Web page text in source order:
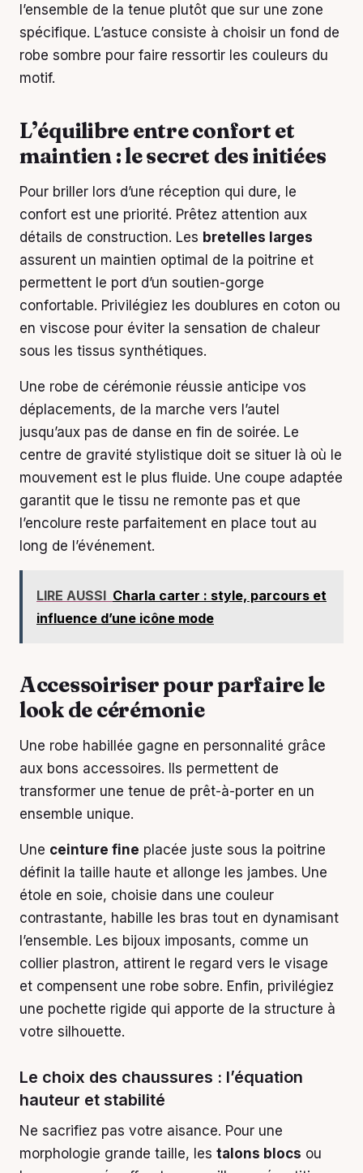
l’ensemble de la tenue plutôt que sur une zone
spécifique. L’astuce consiste à choisir un fond de
robe sombre pour faire ressortir les couleurs du
motif.
L’équilibre entre confort et
maintien : le secret des initiées
Pour briller lors d’une réception qui dure, le
confort est une priorité. Prêtez attention aux
détails de construction. Les bretelles larges
assurent un maintien optimal de la poitrine et
permettent le port d’un soutien-gorge
confortable. Privilégiez les doublures en coton ou
en viscose pour éviter la sensation de chaleur
sous les tissus synthétiques.
Une robe de cérémonie réussie anticipe vos
déplacements, de la marche vers l’autel
jusqu’aux pas de danse en fin de soirée. Le
centre de gravité stylistique doit se situer là où le
mouvement est le plus fluide. Une coupe adaptée
garantit que le tissu ne remonte pas et que
l’encolure reste parfaitement en place tout au
long de l’événement.
LIRE AUSSI Charla carter : style, parcours et
influence d’une icône mode
Accessoiriser pour parfaire le
look de cérémonie
Une robe habillée gagne en personnalité grâce
aux bons accessoires. Ils permettent de
transformer une tenue de prêt-à-porter en un
ensemble unique.
Une ceinture fine placée juste sous la poitrine
définit la taille haute et allonge les jambes. Une
étole en soie, choisie dans une couleur
contrastante, habille les bras tout en dynamisant
l’ensemble. Les bijoux imposants, comme un
collier plastron, attirent le regard vers le visage
et compensent une robe sobre. Enfin, privilégiez
une pochette rigide qui apporte de la structure à
votre silhouette.
Le choix des chaussures : l’équation
hauteur et stabilité
Ne sacrifiez pas votre aisance. Pour une
morphologie grande taille, les talons blocs ou